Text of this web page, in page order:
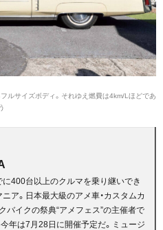
ルサイズボディ。それゆえ燃費は4km/Lほどであ
に400台以上のクルマを乗り継いでき
ア。日本最大級のアメ車・カスタムカ
バイクの祭典“アメフェス”の主催者で
今年は7月28日に開催予定だ。ミュージ